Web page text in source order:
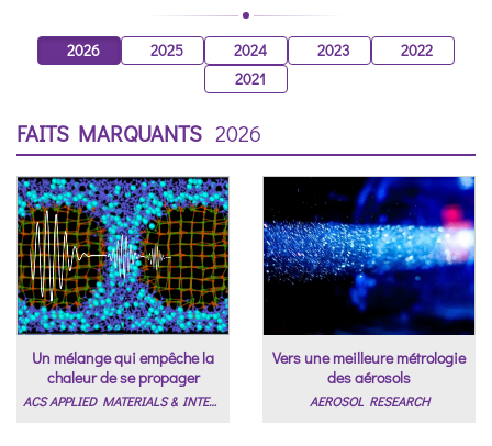
2026 2025 2024 2023
2022
2021
FAITS MARQUANTS 2026
Un mélange qui empêche la
chaleur de se propager
ACS APPLIED MATERIALS & INTERFACES
Vers une meilleure métrologie
des aérosols
AEROSOL RESEARCH